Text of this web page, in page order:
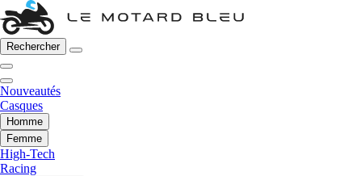
Rechercher
Nouveautés
Casques
Homme
Femme
High-Tech
Racing